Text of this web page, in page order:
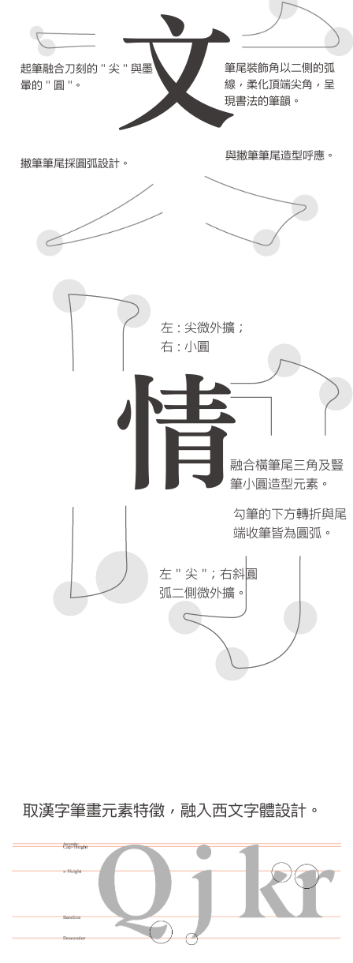
文筆尾裝飾角以二側的弧
線，柔化頂端尖角，呈
現書法的筆韻。
與撇筆筆尾造型呼應。
撇筆筆尾採圓弧設計。
起筆融合刀刻的 " 尖 " 與墨
暈的 " 圓 "。
情
左 : 尖微外擴；
右 : 小圓
融合橫筆尾三角及豎
筆小圓造型元素。
勾筆的下方轉折與尾
端收筆皆為圓弧。
左 " 尖 "；右斜圓
弧二側微外擴。
取漢字筆畫元素特徵，融入西文字體設計。